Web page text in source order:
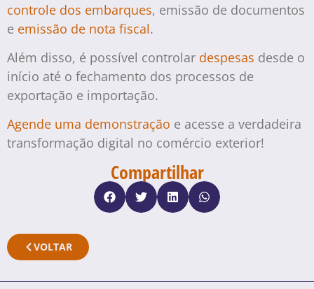
controle dos embarques, emissão de documentos
e emissão de nota fiscal.
Além disso, é possível controlar despesas desde o
início até o fechamento dos processos de
exportação e importação.
Agende uma demonstração e acesse a verdadeira
transformação digital no comércio exterior!
Compartilhar
VOLTAR